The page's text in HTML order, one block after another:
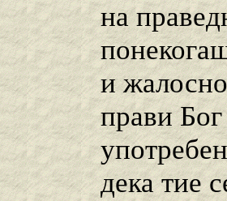
на
и
прави
дека тие